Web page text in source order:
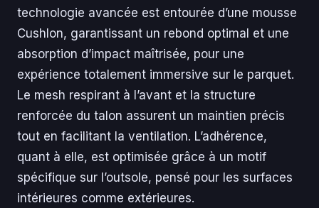
technologie avancée est entourée d’une mousse
Cushlon, garantissant un rebond optimal et une
absorption d’impact maîtrisée, pour une
expérience totalement immersive sur le parquet.
Le mesh respirant à l’avant et la structure
renforcée du talon assurent un maintien précis
tout en facilitant la ventilation. L’adhérence,
quant à elle, est optimisée grâce à un motif
spécifique sur l’outsole, pensé pour les surfaces
intérieures comme extérieures.